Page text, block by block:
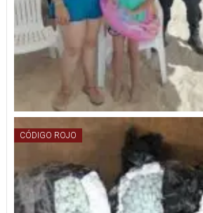
CÓDIGO ROJO